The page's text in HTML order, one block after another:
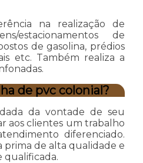
na realização de
estacionamentos de
de gasolina, prédios
etc. Também realiza a
de pvc colonial?
da vontade de seu
aos clientes um trabalho
diferenciado.
prima de alta qualidade e
qualificada.